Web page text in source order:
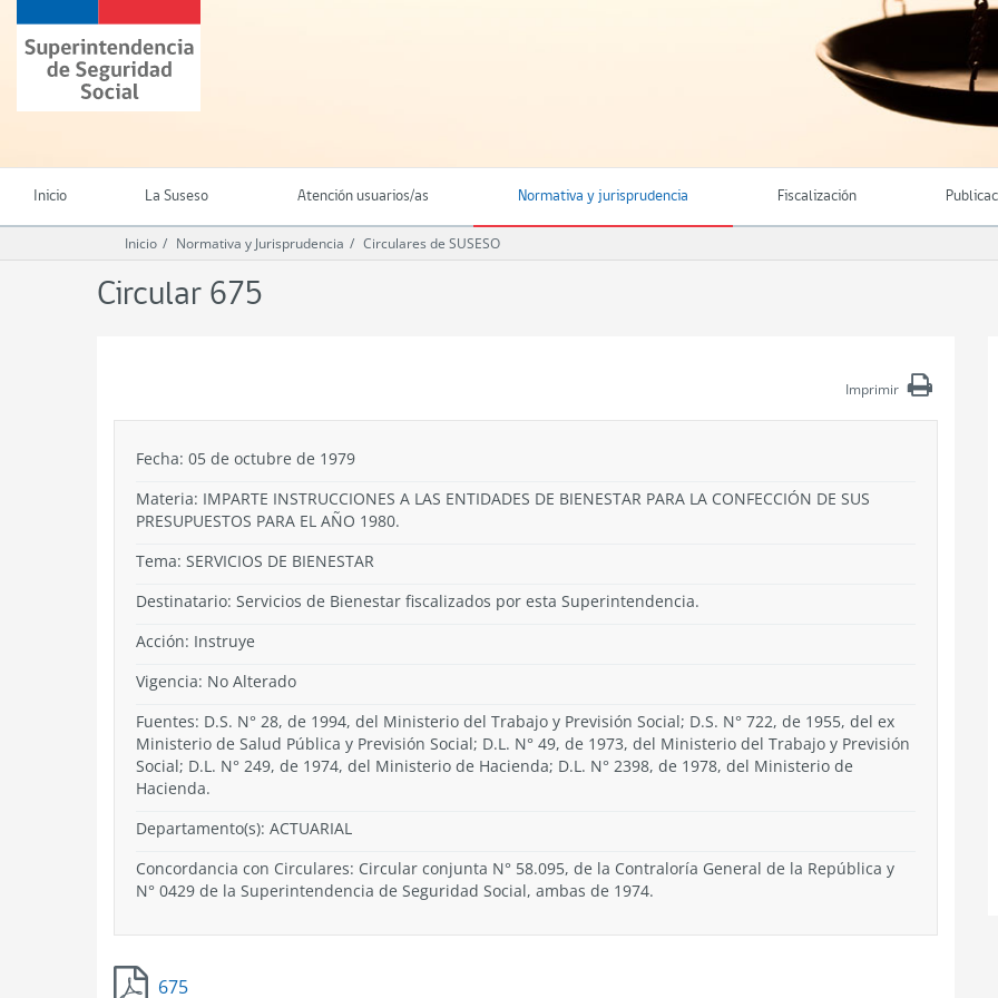
contenido
principal
Superintendencia
de
Seguridad
(SUSESO)
Chile
Inicio La Suseso Atención usuarios/as Normativa y jurisprudencia Fiscalización
Inicio Normativa y Jurisprudencia Circulares de SUSESO
Circular 675
Imprimir
Fecha: 05 de octubre de 1979
Materia: IMPARTE INSTRUCCIONES A LAS ENTIDADES DE BIENESTAR PARA LA CONFECCIÓN DE SUS
PRESUPUESTOS PARA EL AÑO 1980.
Tema: SERVICIOS DE BIENESTAR
Destinatario: Servicios de Bienestar fiscalizados por esta Superintendencia.
Acción: Instruye
Vigencia: No Alterado
Fuentes: D.S. N° 28, de 1994, del Ministerio del Trabajo y Previsión Social; D.S. N° 722, de 1955, del ex
Ministerio de Salud Pública y Previsión Social; D.L. N° 49, de 1973, del Ministerio del Trabajo y Previsión
Social; D.L. N° 249, de 1974, del Ministerio de Hacienda; D.L. N° 2398, de 1978, del Ministerio de
Hacienda.
Departamento(s): ACTUARIAL
Concordancia con Circulares: Circular conjunta N° 58.095, de la Contraloría General de la República y
N° 0429 de la Superintendencia de Seguridad Social, ambas de 1974.
675